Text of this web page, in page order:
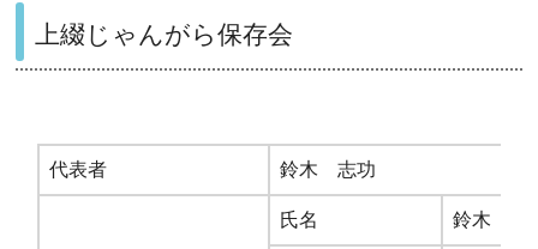
上綴じゃんがら保存会
代表者 鈴木 志功
氏名 鈴木 志